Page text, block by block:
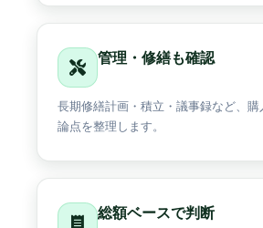
管理・修繕も確認
長期修繕計画・積立・議事録など、購
論点を整理します。
総額ベースで判断